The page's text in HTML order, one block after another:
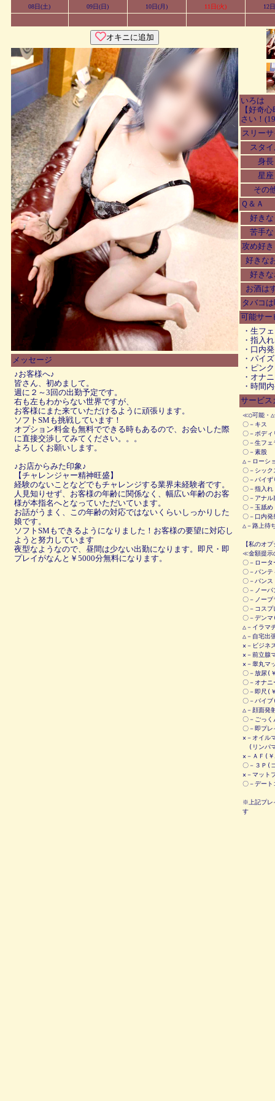
08日(土) 09日(日) 10日(月) 11日(火) 12
オキニに追加
メッセージ
♪お客様へ♪
皆さん、初めまして。
週に２～3回の出勤予定です。
右も左もわからない世界ですが、
お客様にまた来ていただけるように頑張ります。
ソフトSMも挑戦しています！
オプション料金も無料でできる時もあるので、お会いした際
に直接交渉してみてください。。。
よろしくお願いします。
♪お店からみた印象♪
【チャレンジャー精神旺盛】
経験のないことなどでもチャレンジする業界未経験者です。
人見知りせず、お客様の年齢に関係なく、幅広い年齢のお客
様が本指名へとなっていただいています。
お話がうまく、この年齢の対応ではないくらいしっかりした
娘です。
ソフトSMもできるようになりました！お客様の要望に対応し
ようと努力しています
夜型なようなので、昼間は少ない出勤になります。即尺・即
プレイがなんと￥5000分無料になります。
いろは
【好奇
さい！
スリー
スタイ
身長
星座
その
Ｑ＆Ａ
好き
苦手
攻め好
好きな
好き
お酒は
タバコ
可能サー
・生フ
・指入れ
・口内
・パイ
・ピン
・オナ
・時間
サービス
≪○可能・△
〇－キス
〇－ボディ
〇－生フェ
〇－素股
△－ローシ
〇－シック
〇－パイず
〇－指入れ
〇－アナル
〇－玉舐め
〇－口内発
△－路上待
【私のオ
≪金額提示
〇－ロー
〇－パン
〇－パン
〇－ノー
〇－ノー
〇－コス
〇－デン
△－イラマ
△－自宅出
×－ビジネ
×－前立腺
×－睾丸マ
〇－放尿(
〇－オナ
〇－即尺(
〇－バイ
△－顔面発
〇－ごっ
〇－即プ
×－オイル
(リンパ
×－ＡＦ(
〇－３Ｐ(
×－マット
〇－デー
※上記プレ
す